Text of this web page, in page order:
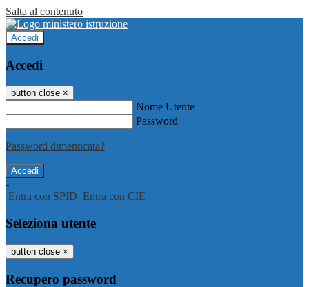
Salta al contenuto
Accedi
Accedi
button close ×
Nome Utente
Password
Password dimenticata?
-
Entra con SPID Entra con CIE
Seleziona utente
button close ×
Recupero password